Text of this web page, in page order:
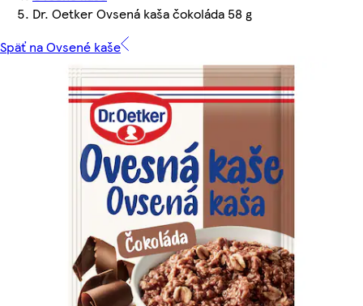
Dr. Oetker Ovsená kaša čokoláda 58 g
Späť na Ovsené kaše